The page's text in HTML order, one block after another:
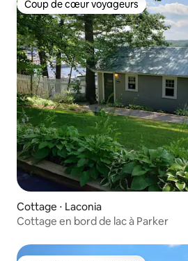
Coup de cœur voyageurs
Coup de cœur voyageurs
Cottage ⋅ Laconia
Cottage en bord de lac à Parker